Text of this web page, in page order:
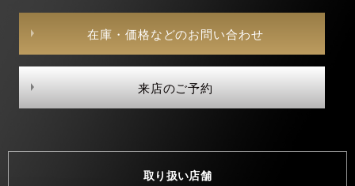
在庫・価格などのお問い合わせ
来店のご予約
取り扱い店舗